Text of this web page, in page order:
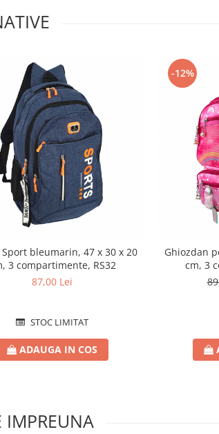
Sport bleumarin, 47 x 30 x 20
3 compartimente, RS32
87,00 Lei
STOC LIMITAT
ADAUGA IN COS
-12%
Ghiozdan
cm, 3
IMPREUNA